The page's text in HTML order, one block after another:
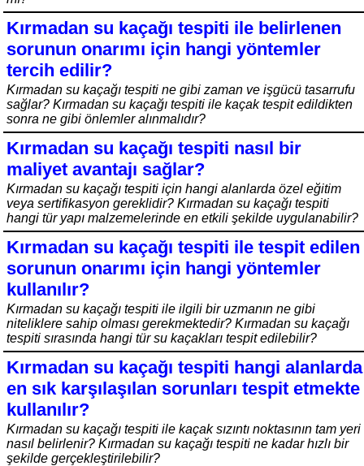
Kırmadan su kaçağı tespiti ile belirlenen
sorunun onarımı için hangi yöntemler
tercih edilir?
Kırmadan su kaçağı tespiti ne gibi zaman ve işgücü tasarrufu
sağlar? Kırmadan su kaçağı tespiti ile kaçak tespit edildikten
sonra ne gibi önlemler alınmalıdır?
Kırmadan su kaçağı tespiti nasıl bir
maliyet avantajı sağlar?
Kırmadan su kaçağı tespiti için hangi alanlarda özel eğitim
veya sertifikasyon gereklidir? Kırmadan su kaçağı tespiti
hangi tür yapı malzemelerinde en etkili şekilde uygulanabilir?
Kırmadan su kaçağı tespiti ile tespit edilen
sorunun onarımı için hangi yöntemler
kullanılır?
Kırmadan su kaçağı tespiti ile ilgili bir uzmanın ne gibi
niteliklere sahip olması gerekmektedir? Kırmadan su kaçağı
tespiti sırasında hangi tür su kaçakları tespit edilebilir?
Kırmadan su kaçağı tespiti hangi alanlarda
en sık karşılaşılan sorunları tespit etmekte
kullanılır?
Kırmadan su kaçağı tespiti ile kaçak sızıntı noktasının tam yeri
nasıl belirlenir? Kırmadan su kaçağı tespiti ne kadar hızlı bir
şekilde gerçekleştirilebilir?